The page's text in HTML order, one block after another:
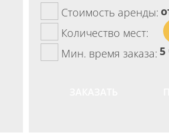
Стоимость аренды:
Количество мест:
Мин. время заказа: 5